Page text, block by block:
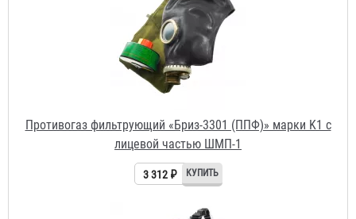
лицевой частью ШМП-1
3 312 ₽